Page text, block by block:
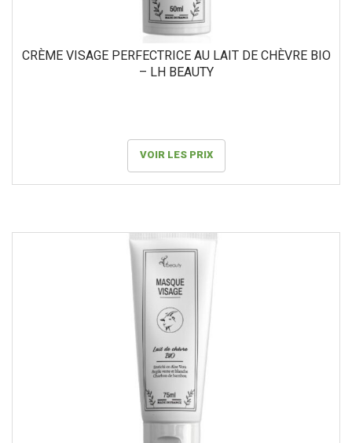
CRÈME VISAGE PERFECTRICE AU LAIT DE CHÈVRE BIO
– LH BEAUTY
VOIR LES PRIX